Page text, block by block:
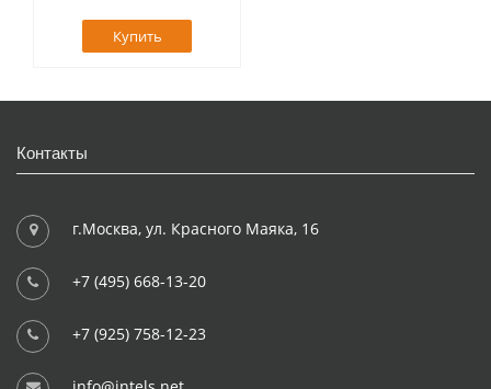
Купить
Контакты
г.Москва, ул. Красного Маяка, 16
+7 (495) 668-13-20
+7 (925) 758-12-23